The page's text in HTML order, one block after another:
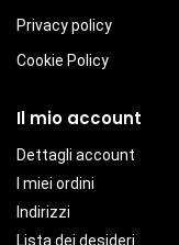
Privacy policy
Cookie Policy
Il mio account
Dettagli account
I miei ordini
Indirizzi
Lista dei desideri